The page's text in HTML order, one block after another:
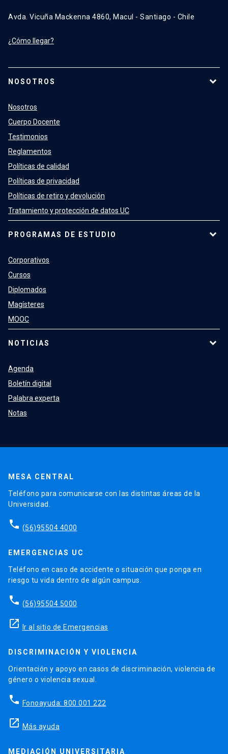
Avda. Vicuña Mackenna 4860, Macul - Santiago - Chile
¿Cómo llegar?
NOSOTROS
Nosotros
Cuerpo Docente
Testimonios
Reglamentos
Políticas de calidad
Políticas de privacidad
Políticas de retiro y devolución
Tratamiento y protección de datos UC
PROGRAMAS DE ESTUDIO
Corporativos
Cursos
Diplomados
Magísteres
MOOC
NOTICIAS
Agenda
Boletín digital
Palabra experta
Notas
MESA CENTRAL
Teléfono para comunicarse con las distintas áreas de la
Universidad.
phone (56)95504 4000
EMERGENCIAS UC
Teléfono en caso de accidente o situación que ponga en
riesgo tu vida dentro de algún campus.
phone (56)95504 5000
launch Ir al sitio de Emergencias
DISCRIMINACIÓN Y VIOLENCIA
Orientación y apoyo en casos de discriminación, violencia de
género o violencia sexual.
phone Fonoayuda: 800 001 222
launch Más ayuda
MEDIACIÓN UNIVERSITARIA